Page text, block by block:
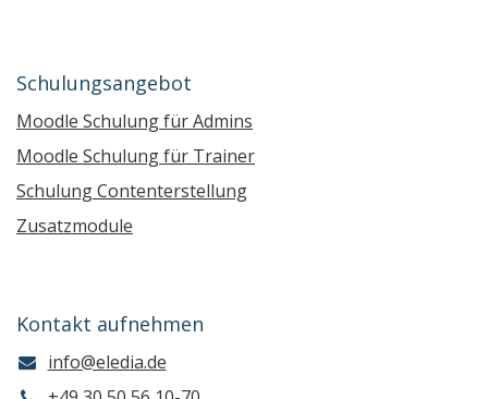
Schulungsangebot
Moodle Schulung für Admins
Moodle Schulung für Trainer
Schulung Contenterstellung
Zusatzmodule
Kontakt aufnehmen
info@eledia.de